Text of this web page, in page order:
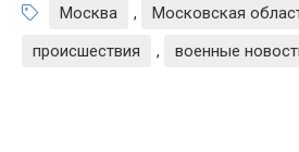
Москва , Московская
происшествия
, военные